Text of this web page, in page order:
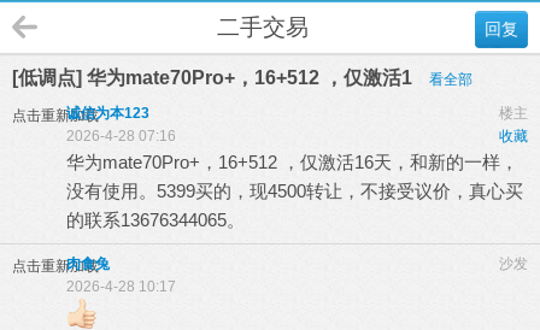
回复
二手交易
[低调点] 华为mate70Pro+，16+512 ，仅激活1 看全部
点击重新加载 楼主
诚信为本123
收藏
2026-4-28 07:16
华为mate70Pro+，16+512 ，仅激活16天，和新的一样，
没有使用。5399买的，现4500转让，不接受议价，真心买
的联系13676344065。
点击重新加载 沙发
肉食兔
2026-4-28 10:17